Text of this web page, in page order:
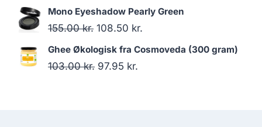
49.95 kr..
oprindelige
pris
132.00 kr..
aktuelle
Mono Eyeshadow Pearly Green
155.00kr. Den
oprindelige
pris
108.50 kr.
aktuelle
Ghee Økologisk fra Cosmoveda (300 gram)
103.00kr. Den
97.95 kr.